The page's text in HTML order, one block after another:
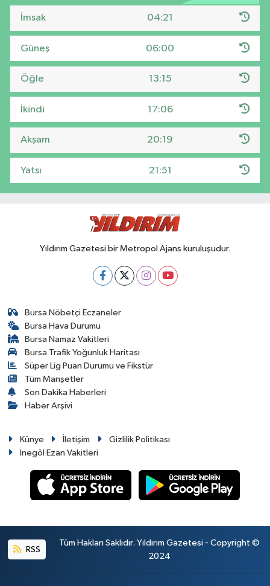
İmsak 04:21
Güneş 06:00
Öğle 13:15
İkindi 17:06
Akşam 20:19
Yatsı 21:51
Yıldırım Gazetesi bir Metropol Ajans kuruluşudur.
Bursa Nöbetçi Eczaneler
Bursa Hava Durumu
Bursa Namaz Vakitleri
Bursa Trafik Yoğunluk Haritası
Süper Lig Puan Durumu ve Fikstür
Tüm Manşetler
Son Dakika Haberleri
Haber Arşivi
Künye İletişim
Gizlilik Politikası
İnegöl Ezan Vakitleri
RSS
Tüm Hakları Saklıdır. Yıldırım Gazetesi - Copyright ©
2024